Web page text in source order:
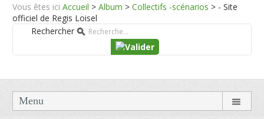
Vous êtes ici Accueil > Album > Collectifs -scénarios > - Site
officiel de Regis Loisel
Rechercher
Menu